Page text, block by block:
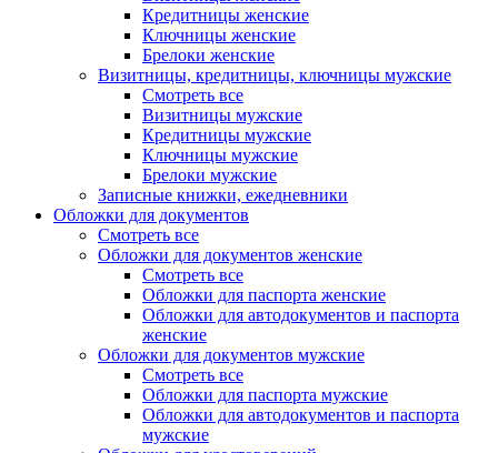
Кредитницы женские
Ключницы женские
Брелоки женские
Визитницы, кредитницы, ключницы мужские
Смотреть все
Визитницы мужские
Кредитницы мужские
Ключницы мужские
Брелоки мужские
Записные книжки, ежедневники
Обложки для документов
Смотреть все
Обложки для документов женские
Смотреть все
Обложки для паспорта женские
Обложки для автодокументов и паспорта
женские
Обложки для документов мужские
Смотреть все
Обложки для паспорта мужские
Обложки для автодокументов и паспорта
мужские